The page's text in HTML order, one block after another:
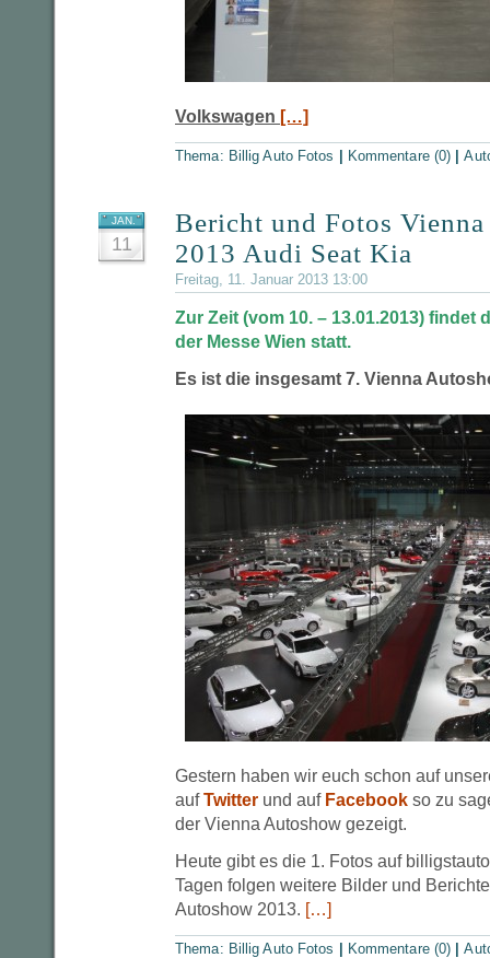
Volkswagen […]
Thema: Billig Auto Fotos Kommentare (0) |
JAN.
11
Bericht und Fotos
2013 Audi Seat Kia
Freitag, 11. Januar 2013 13:00
Zur Zeit (vom 10. – 13.01.2013) findet
der Messe Wien statt.
Es ist die insgesamt 7. Vienna
Gestern haben wir euch schon auf
aufTwitter und auf Facebook so zu
der Vienna Autoshow gezeigt.
Heute gibt es die 1. Fotos auf
Tagen folgen weitere Bilder und
Autoshow 2013. […]
Thema: Billig Auto Fotos Kommentare (0) |